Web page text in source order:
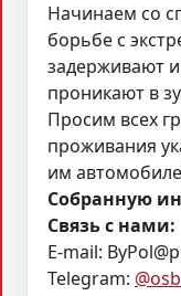
Начинаем со
борьбе с
задерживают
проникают в
Просим всех
проживания
им
Собранную
Связьс нами:
E-mail:
Telegram: